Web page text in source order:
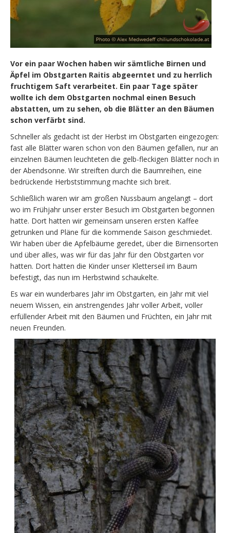
Vor ein paar Wochen haben wir sämtliche Birnen und
Äpfel im Obstgarten Raitis abgeerntet und zu herrlich
fruchtigem Saft verarbeitet. Ein paar Tage später
wollte ich dem Obstgarten nochmal einen Besuch
abstatten, um zu sehen, ob die Blätter an den Bäumen
schon verfärbt sind.
Schneller als gedacht ist der Herbst im Obstgarten eingezogen:
fast alle Blätter waren schon von den Bäumen gefallen, nur an
einzelnen Bäumen leuchteten die gelb-fleckigen Blätter noch in
der Abendsonne. Wir streiften durch die Baumreihen, eine
bedrückende Herbststimmung machte sich breit.
Schließlich waren wir am großen Nussbaum angelangt – dort
wo im Frühjahr unser erster Besuch im Obstgarten begonnen
hatte. Dort hatten wir gemeinsam unseren ersten Kaffee
getrunken und Pläne für die kommende Saison geschmiedet.
Wir haben über die Apfelbäume geredet, über die Birnensorten
und über alles, was wir für das Jahr für den Obstgarten vor
hatten. Dort hatten die Kinder unser Kletterseil im Baum
befestigt, das nun im Herbstwind schaukelte.
Es war ein wunderbares Jahr im Obstgarten, ein Jahr mit viel
neuem Wissen, ein anstrengendes Jahr voller Arbeit, voller
erfüllender Arbeit mit den Bäumen und Früchten, ein Jahr mit
neuen Freunden.